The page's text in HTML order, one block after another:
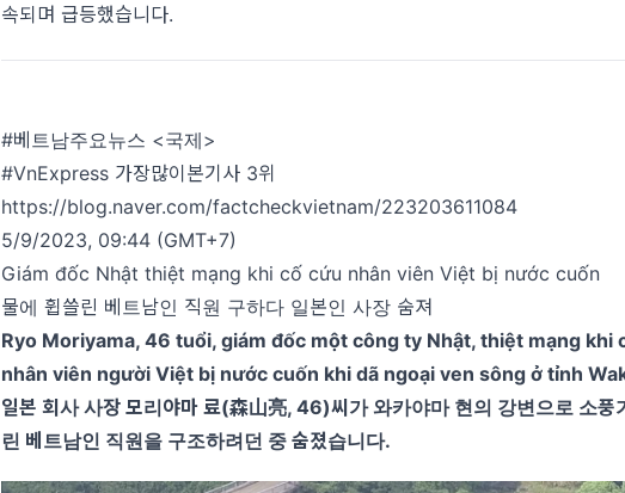
속되며 급등했습니다.
#베트남주요뉴스 <국제>
#VnExpress 가장많이본기사 3위
https://blog.naver.com/factcheckvietnam/223203611084
5/9/2023, 09:44 (GMT+7)
Giám đốc Nhật thiệt mạng khi cố cứu nhân viên Việt bị nước cuốn
물에 휩쓸린 베트남인 직원 구하다 일본인 사장 숨져
Ryo Moriyama, 46 tuổi, giám đốc một công ty Nhật, thiệt mạng khi
nhân viên người Việt bị nước cuốn khi dã ngoại ven sông ở tỉnh
일본 회사 사장 모리야마 료(森山亮, 46)씨가 와카야마 현의 강변으로 소풍
린 베트남인 직원을 구조하려던 중 숨졌습니다.